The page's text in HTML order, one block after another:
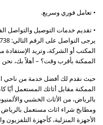
• تعامل فوري وسريع.
• تقديم خدمات التوصيل والتواصل
المكتب أو الشركة، وتريد الإستفادة
الممكنة بأقرب وقت؟ – أهلاً بك،
حيث نقدم لك أفضل خدمة من ناحي
الممكنة مقابل أثاثك المستعمل أيًا
بالرياض، من الأثاث الخشبي
ومطابخ شراء اثاث مستعمل بالرياض
الأجهزة المنزلية، كأجهزة